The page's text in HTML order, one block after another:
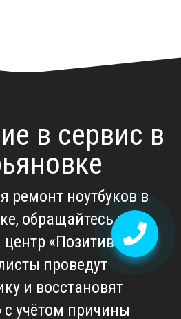
в сервис в
ремонт ноутбуков в
, обращайтесь в
«Позитив» -
проведут
и восстановят
с учётом причины